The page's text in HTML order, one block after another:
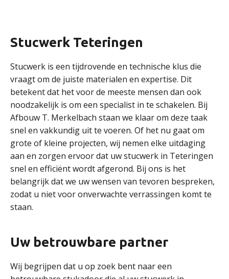
Stucwerk Teteringen
Stucwerk is een tijdrovende en technische klus die
vraagt om de juiste materialen en expertise. Dit
betekent dat het voor de meeste mensen dan ook
noodzakelijk is om een specialist in te schakelen. Bij
Afbouw T. Merkelbach staan we klaar om deze taak
snel en vakkundig uit te voeren. Of het nu gaat om
grote of kleine projecten, wij nemen elke uitdaging
aan en zorgen ervoor dat uw stucwerk in Teteringen
snel en efficiënt wordt afgerond. Bij ons is het
belangrijk dat we uw wensen van tevoren bespreken,
zodat u niet voor onverwachte verrassingen komt te
staan.
Uw betrouwbare partner
Wij begrijpen dat u op zoek bent naar een